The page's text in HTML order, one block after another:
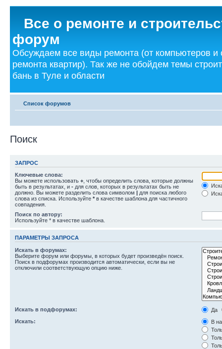
Все о ремонте и
форум
Обсуждаем все виды ремонта (от компьютеров
ремонта квартир). Так же не обойдем темы
бань в Туле и области
Список форумов
Поиск
ЗАПРОС
Ключевые слова:
Вы можете использовать + , чтобы определить слова, которые должны
быть в результатах, и - для слов, которых в результатах быть не
должно. Вы можете разделить слова символом | для поиска любого
слова из списка. Используйте * в качестве шаблона для частичного
совпадения.
Поиск по автору:
Используйте * в качестве шаблона.
ПАРАМЕТРЫ ЗАПРОСА
Искать в форумах:
Выберите форум или форумы, в которых будет произведён поиск.
Поиск в подфорумах производится автоматически, если вы не
отключили соответствующую опцию ниже.
Искать в подфорумах:
Да
Искать:
В